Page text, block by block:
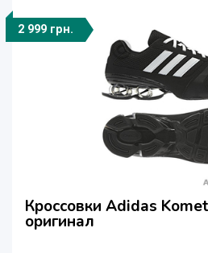
2 999 грн.
Кроссовки Adidas
оригинал